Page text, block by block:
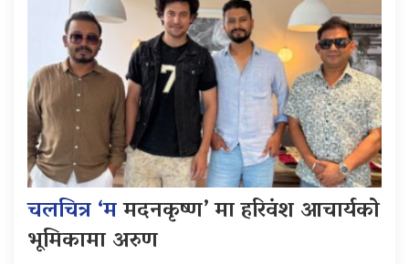
चलचित्र ‘ममदनकृष्ण’ मा हरिवंश आचार्यको
भूमिकामा अरुण